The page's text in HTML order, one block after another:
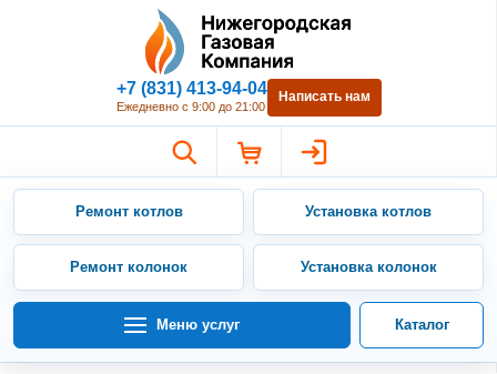
Нижегородская Газовая
+7 (831) 413-94-04
Ежедневно с 9:00 до 21:00
Написать нам
Ремонт котлов Установка котлов
Ремонт колонок Установка колонок
Меню услуг Каталог